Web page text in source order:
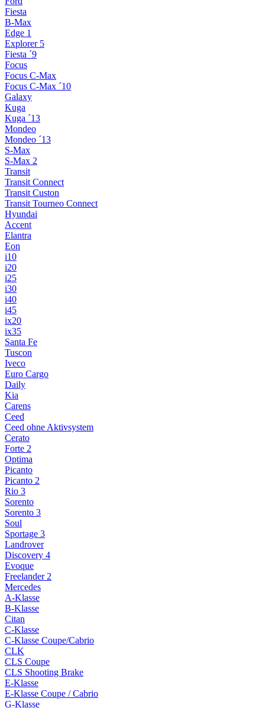
Fiesta
B-Max
Edge 1
Explorer 5
Fiesta ´9
Focus
Focus C-Max
Focus C-Max ´10
Galaxy
Kuga
Kuga ´13
Mondeo
Mondeo ´13
S-Max
S-Max 2
Transit
Transit Connect
Transit Custon
Transit Tourneo Connect
Hyundai
Accent
Elantra
Eon
i10
i20
i25
i30
i40
i45
ix20
ix35
Santa Fe
Tuscon
Iveco
Euro Cargo
Daily
Kia
Carens
Ceed
Ceed ohne Aktivsystem
Cerato
Forte 2
Optima
Picanto
Picanto 2
Rio 3
Sorento
Sorento 3
Soul
Sportage 3
Landrover
Discovery 4
Evoque
Freelander 2
Mercedes
A-Klasse
B-Klasse
Citan
C-Klasse
C-Klasse Coupe/Cabrio
CLK
CLS Coupe
CLS Shooting Brake
E-Klasse
E-Klasse Coupe / Cabrio
G-Klasse